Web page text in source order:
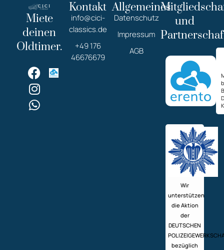
Miete
deinen
Oldtimer.
Kontakt
info@cici-
classics.de
+49 176
46676679
Allgemeines
Datenschutz
Impressum
AGB
und
Wir
unterstützen
die Aktion
der
DEUTSCHEN
bezüglich